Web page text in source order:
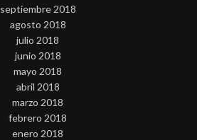
septiembre 2018
agosto 2018
julio 2018
junio 2018
mayo 2018
abril 2018
marzo 2018
febrero 2018
enero 2018